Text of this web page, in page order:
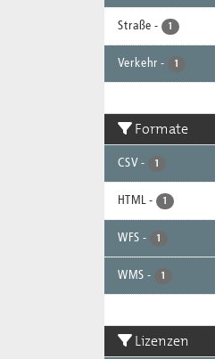
Straße - 1
Verkehr - 1
Formate
CSV - 1
HTML - 1
WFS - 1
WMS - 1
Lizenzen